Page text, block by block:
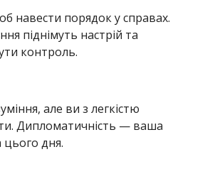
навести порядок у справах.
піднімуть настрій та
контроль.
але ви з легкістю
Дипломатичність — ваша
цього дня.